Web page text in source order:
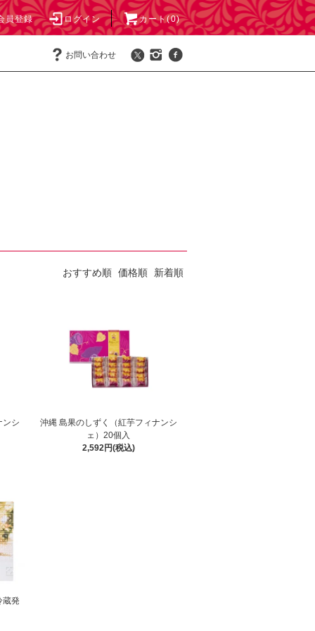
員登録 ログイン カート(0)
お問い合わせ
おすすめ順 価格順 新着順
ンシ
沖縄 島果のしずく（紅芋フィナンシ
ェ）20個入
2,592円(税込)
発